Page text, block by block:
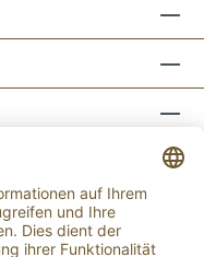
Münster